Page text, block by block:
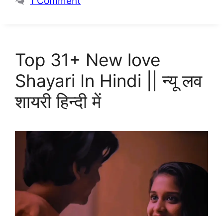
Top 31+ New love
Shayari In Hindi || न्यू लव
शायरी हिन्दी में